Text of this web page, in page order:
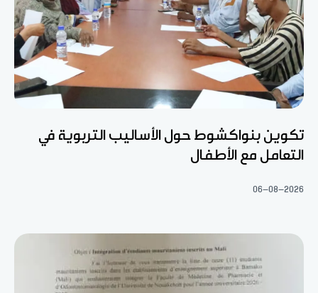
تكوين بنواكشوط حول الأساليب التربوية في
التعامل مع الأطفال
06-08-2026